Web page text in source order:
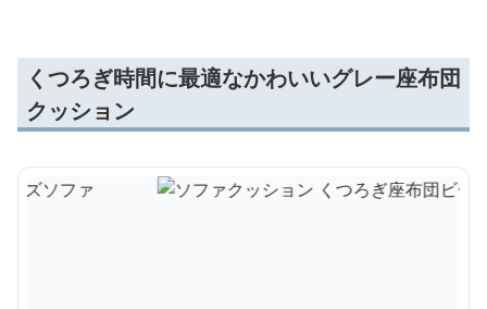
くつろぎ時間に最適なかわいいグレー座布団
クッション